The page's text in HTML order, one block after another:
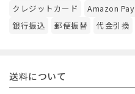
クレジットカード Amazon Pay
銀行振込
郵便振替 代金引換
送料について